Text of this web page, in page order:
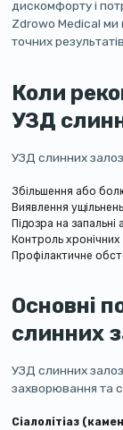
дискомфорту і
Zdrowo Medical ми
точних
Коли
УЗД
УЗД слинних
Збільшення або
Виявлення
Підозра на
Контроль
Профілактичне
Основні
слинних
УЗД слинних
захворювання та
Сіалолітіаз